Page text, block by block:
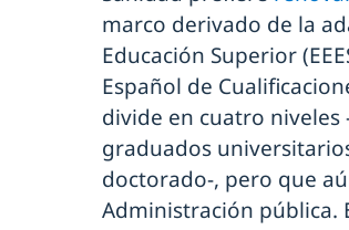
marco derivado de la
Educación Superior
Español de
divide en cuatro niveles
graduados
doctorado-, pero que
Administración pública.